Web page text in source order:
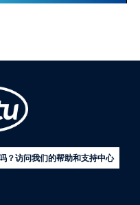
？访问我们的帮助和支持中心